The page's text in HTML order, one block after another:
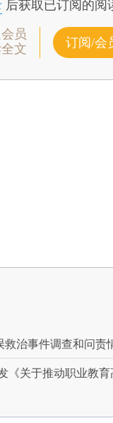
后获取已订阅的阅
员
文
订阅/会
治事件调查和问责
《关于推动职业教